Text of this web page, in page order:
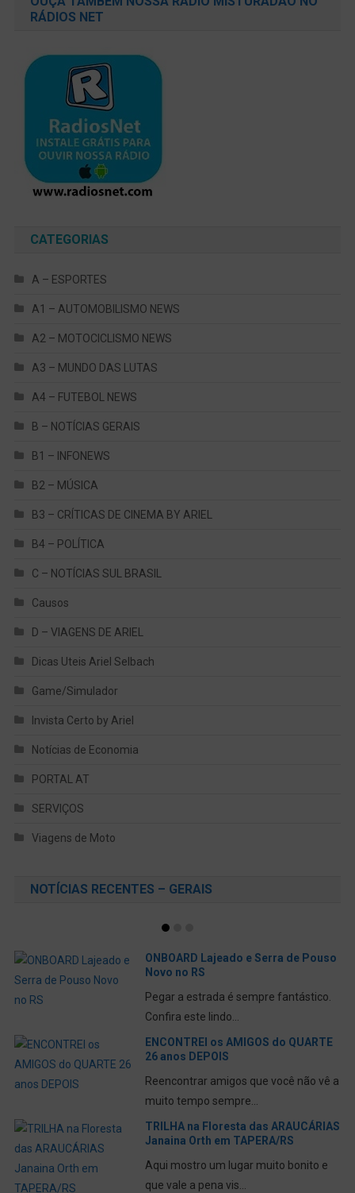
RÁDIOS NET
CATEGORIAS
A – ESPORTES
A1 – AUTOMOBILISMO NEWS
A2 – MOTOCICLISMO NEWS
A3 – MUNDO DAS LUTAS
A4 – FUTEBOL NEWS
B – NOTÍCIAS GERAIS
B1 – INFONEWS
B2 – MÚSICA
B3 – CRÍTICAS DE CINEMA BY ARIEL
B4 – POLÍTICA
C – NOTÍCIAS SUL BRASIL
Causos
D – VIAGENS DE ARIEL
Dicas Uteis Ariel Selbach
Game/Simulador
Invista Certo by Ariel
Notícias de Economia
PORTAL AT
SERVIÇOS
Viagens de Moto
NOTÍCIAS RECENTES – GERAIS
ONBOARD Lajeado e Serra de Pouso
Novo no RS
Pegar a estrada é sempre fantástico.
Confira este lindo...
ENCONTREI os AMIGOS do QUARTE
26 anos DEPOIS
Reencontrar amigos que você não vê a
muito tempo sempre...
TRILHA na Floresta das ARAUCÁRIAS
Janaina Orth em TAPERA/RS
Aqui mostro um lugar muito bonito e
que vale a pena vis...